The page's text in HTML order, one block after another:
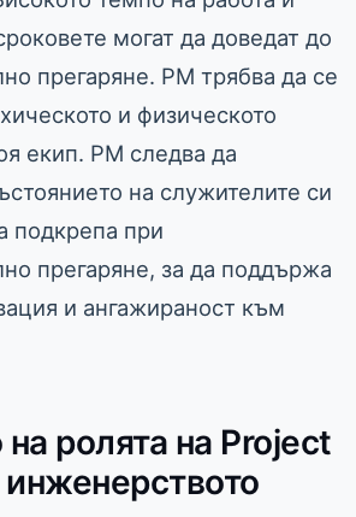
могат да доведат до
прегаряне. PM трябва да се
и физическото
екип. PM следва да
на служителите си
подкрепа при
прегаряне, за да поддържа
и ангажираност към
ролята на Project